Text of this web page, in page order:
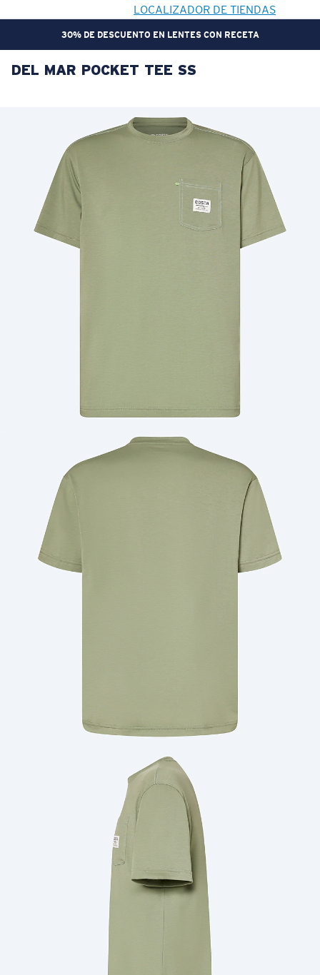
LOCALIZADOR DE TIENDAS
30% DE DESCUENTO EN LENTES CON RECETA
OBJETIVO ACTUALIZADO ¡AGREGADO AL CARRITO!
Precio:
Cantidad:
Sin cargo
DEL MAR POCKET TEE SS